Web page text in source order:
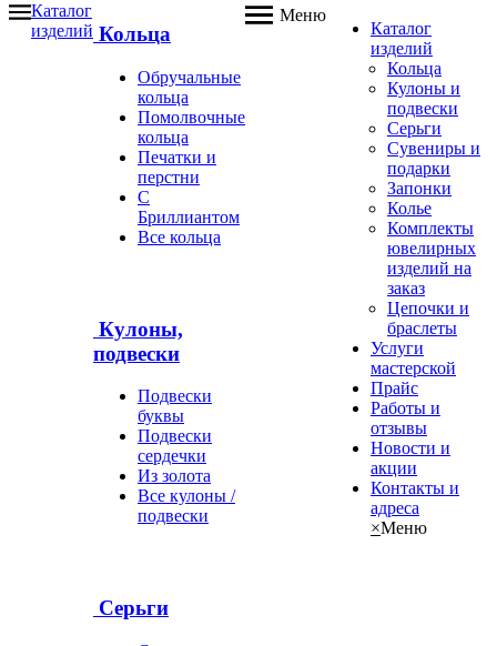
Каталог
изделий Кольца
Обручальные
кольца
Помолвочные
кольца
Печатки и
перстни
С
Бриллиантом
Все кольца
Кулоны,
подвески
Подвески
буквы
Подвески
сердечки
Из золота
Все кулоны /
подвески
Серьги
Меню
Каталог
изделий
Кольца
Кулоны и
подвески
Серьги
Сувениры и
подарки
Запонки
Колье
Комплекты
ювелирных
изделий на
заказ
Цепочки и
браслеты
Услуги
мастерской
Прайс
Работы и
отзывы
Новости и
акции
Контакты и
адреса
×Меню